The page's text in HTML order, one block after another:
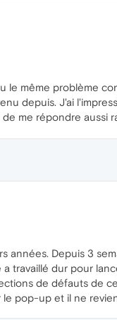
même problème
depuis. J'ai
me répondre aussi
Depuis 3
travaillé dur pour
de défauts de
pop-up et il ne